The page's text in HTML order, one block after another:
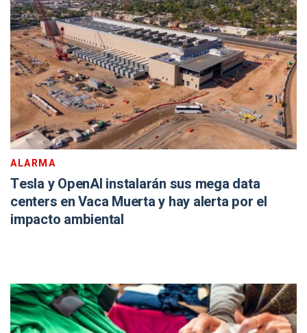
ALARMA
Tesla y OpenAI instalarán sus mega data
centers en Vaca Muerta y hay alerta por el
impacto ambiental